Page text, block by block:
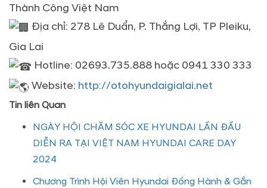
Thành Công Việt Nam
Địa chỉ: 278 Lê Duẩn, P. Thắng Lợi, TP Pleiku,
Gia Lai
Hotline: 02693.735.888 hoặc 0941 330 333
Website: http://otohyundaigialai.net
Tin liên Quan
NGÀY HỘI CHĂM SÓC XE HYUNDAI LẦN ĐẦU
DIỄN RA TẠI VIỆT NAM HYUNDAI CARE DAY
2024
Chương Trình Hội Viên Hyundai Đồng Hành & Gắn